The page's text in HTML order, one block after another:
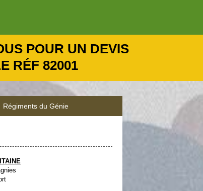
POUR UN DEVIS
RÉF 82001
Régiments du Génie